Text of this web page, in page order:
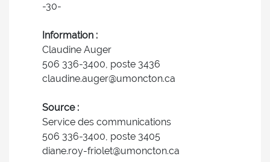
-30-
Information :
Claudine Auger
506 336-3400, poste 3436
claudine.auger@umoncton.ca
Source :
Service des communications
506 336-3400, poste 3405
diane.roy-friolet@umoncton.ca